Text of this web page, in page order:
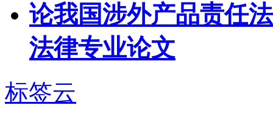
论我国涉外产品责任
法律专业论文
标签云